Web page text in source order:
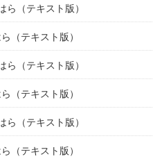
（テキスト版）
（テキスト版）
（テキスト版）
（テキスト版）
（テキスト版）
（テキスト版）